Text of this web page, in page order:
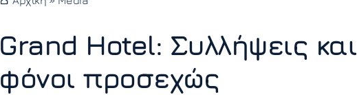
Grand Hotel: Συλλήψεις και
φόνοι προσεχώς